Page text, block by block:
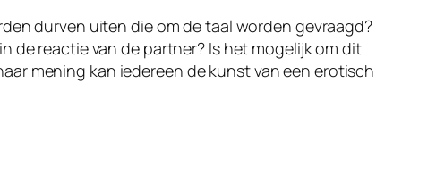
durven uiten die om de taal worden gevraagd?
de reactie van de partner? Is het mogelijk om dit
mening kan iedereen de kunst van een erotisch